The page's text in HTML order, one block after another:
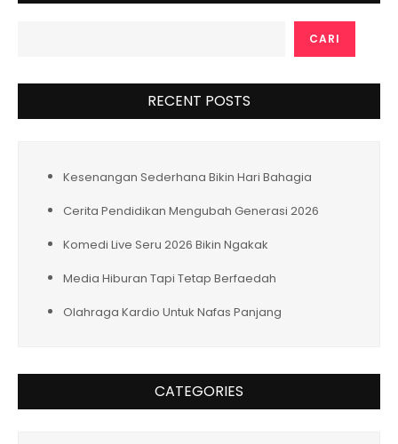
CARI
RECENT POSTS
Kesenangan Sederhana Bikin Hari Bahagia
Cerita Pendidikan Mengubah Generasi 2026
Komedi Live Seru 2026 Bikin Ngakak
Media Hiburan Tapi Tetap Berfaedah
Olahraga Kardio Untuk Nafas Panjang
CATEGORIES